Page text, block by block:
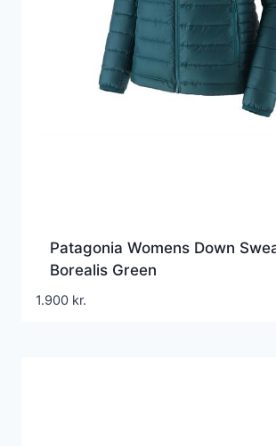
Patagonia Womens Down
Borealis Green
1.900 kr.